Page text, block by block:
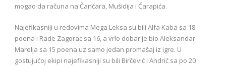
mogao da računa na Čančara, Mušidija i Čarapića.
Najefikasniji u redovima Mega Leksa su bili Alfa Kaba sa 18
poena i Rade Zagorac sa 16, a vrlo dobar je bio Aleksandar
Marelja sa 15 poena uz samo jedan promašaj iz igre. U
gostujućoj ekipi najefikasniji su bili Birčević i Andrić sa po 20